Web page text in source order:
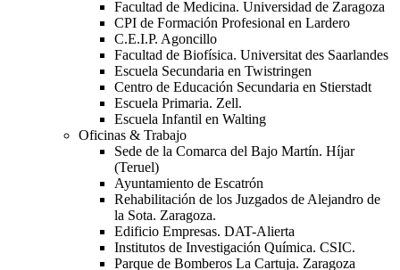
Facultad de Medicina. Universidad de Zaragoza
CPI de Formación Profesional en Lardero
C.E.I.P. Agoncillo
Facultad de Biofísica. Universitat des Saarlandes
Escuela Secundaria en Twistringen
Centro de Educación Secundaria en Stierstadt
Escuela Primaria. Zell.
Escuela Infantil en Walting
Oficinas & Trabajo
Sede de la Comarca del Bajo Martín. Híjar
(Teruel)
Ayuntamiento de Escatrón
Rehabilitación de los Juzgados de Alejandro de
la Sota. Zaragoza.
Edificio Empresas. DAT-Alierta
Institutos de Investigación Química. CSIC.
Parque de Bomberos La Cartuja. Zaragoza